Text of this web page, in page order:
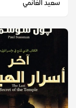
سعيد الغانمي